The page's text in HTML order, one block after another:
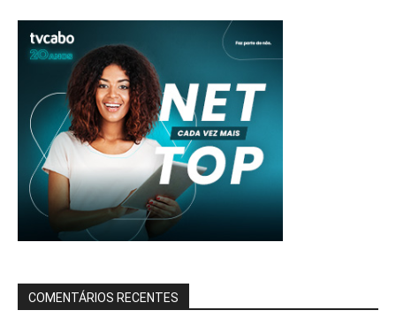
COMENTÁRIOS RECENTES